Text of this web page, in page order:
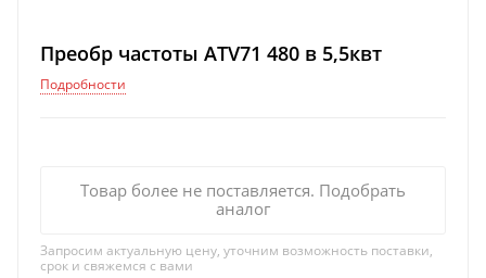
Преобр частоты ATV71 480 в 5,5квт
Подробности
Товар более не поставляется. Подобрать
аналог
Запросим актуальную цену, уточним возможность поставки,
срок и свяжемся с вами